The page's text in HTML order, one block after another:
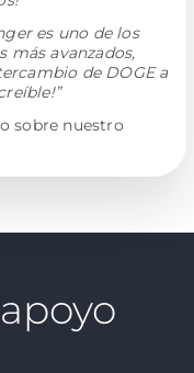
es uno de los
más avanzados,
de DOGE a
sobre nuestro